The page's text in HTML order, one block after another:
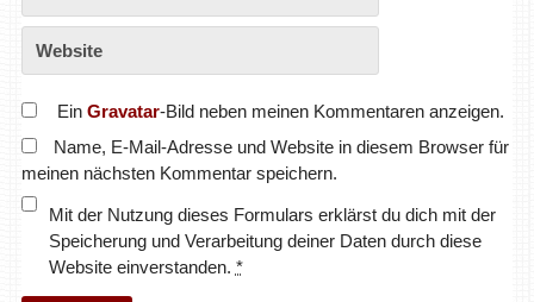
Ein Gravatar-Bild neben meinen Kommentaren anzeigen.
Name, E-Mail-Adresse und Website in diesem Browser für
meinen nächsten Kommentar speichern.
Mit der Nutzung dieses Formulars erklärst du dich mit der
Speicherung und Verarbeitung deiner Daten durch diese
Website einverstanden. *